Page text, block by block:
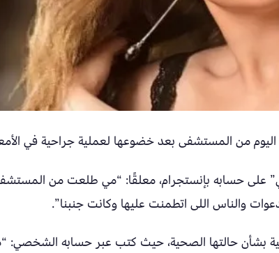
من المستشفى بعد خضوعها لعملية جراحية في
على حسابه بإنستجرام، معلقًا: “مي طلعت من
والناس اللى اتطمنت عليها وكانت جنبنا”.
بشأن حالتها الصحية، حيث كتب عبر حسابه الشخصي: